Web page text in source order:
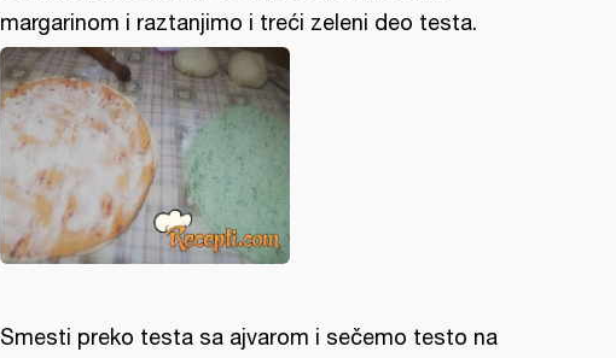
margarinom i raztanjimo i treći zeleni deo testa.
Smesti preko testa sa ajvarom i sečemo testo na